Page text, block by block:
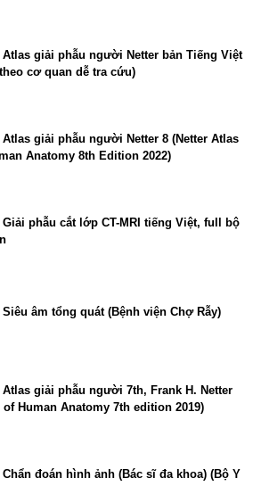
Atlas giải phẫu người Netter bản Tiếng Việt
cơ quan dễ tra cứu)
Atlas giải phẫu người Netter 8 (Netter Atlas
Anatomy 8th Edition 2022)
Giải phẫu cắt lớp CT-MRI tiếng Việt, full bộ
Siêu âm tổng quát (Bệnh viện Chợ Rẫy)
Atlas giải phẫu người 7th, Frank H. Netter
of Human Anatomy 7th edition 2019)
Chẩn đoán hình ảnh (Bác sĩ đa khoa) (Bộ Y